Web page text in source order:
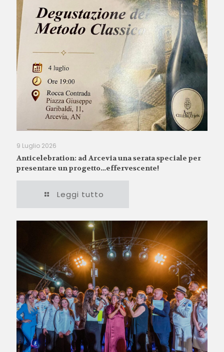
9 Luglio 2026
Anticelebration: ad Arcevia una serata speciale per
presentare un progetto…effervescente!
Leggi tutto